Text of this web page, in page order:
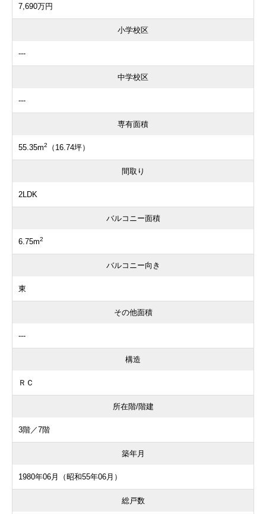
7,690万円
小学校区
---
中学校区
---
専有面積
55.35m2 （16.74坪）
間取り
2LDK
バルコニー面積
6.75m2
バルコニー向き
東
その他面積
---
構造
ＲＣ
所在階/階建
3階／7階
築年月
1980年06月（昭和55年06月）
総戸数